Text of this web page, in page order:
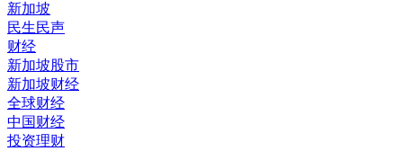
新加坡
民生民声
财经
新加坡股市
新加坡财经
全球财经
中国财经
投资理财